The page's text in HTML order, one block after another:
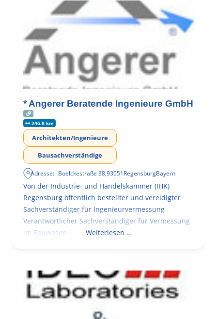
* Angerer Beratende Ingenieure GmbH
246.8 km
Architekten/Ingenieure
Bausachverständige
Adresse: Boelckestraße 38,93051RegensburgBayern
Von der Industrie- und Handelskammer (IHK)
Regensburg öffentlich bestellter und vereidigter
Sachverständiger für Ingenieurvermessung
Verantwortlicher Sachverständiger für Vermessung
im Bauwesen
Weiterlesen …